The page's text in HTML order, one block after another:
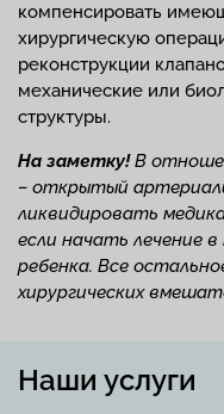
компенсировать
хирургическую
реконструкции
механические или
структуры.
На заметку!В
– открытый
ликвидировать
если начать лечение
ребенка. Все
хирургических
Наши услуги